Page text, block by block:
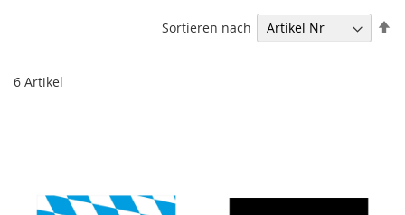
6 Artikel
Sortieren nach